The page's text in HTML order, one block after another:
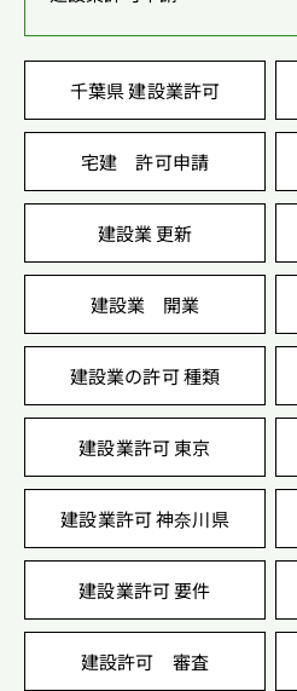
千葉県 建設業許可
宅建 許可申請
建設業 更新
建設業 開業
建設業の許可 種類
建設業許可 東京
建設業許可 神奈川県
建設業許可 要件
建設許可 審査